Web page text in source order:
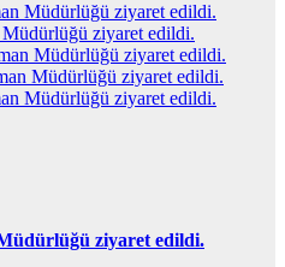
Müdürlüğü ziyaret edildi.
ziyaret edildi.
Müdürlüğü ziyaret edildi.
Müdürlüğü ziyaret edildi.
Müdürlüğü ziyaret edildi.
ziyaret edildi.